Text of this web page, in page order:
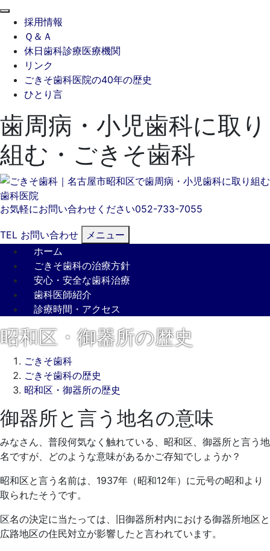
採用情報
Ｑ＆Ａ
休日歯科診療医療機関
リンク
ごきそ歯科医院の40年の歴史
ひとり言
歯周病・小児歯科に取り
組む・ごきそ歯科
お気軽にお問い合わせください052-733-7055
TEL お問い合わせ
メニュー
ホーム
ごきそ歯科の治療方針
安心・安全な歯科治療
歯科医師紹介
診療時間・アクセス
昭和区・御器所の歴史
ごきそ歯科
ごきそ歯科の歴史
昭和区・御器所の歴史
2022
年
3
月
日
御器所と言う地名の意味
みなさん、普段何気なく触れている、昭和区、御器所と言う地
名ですが、どのような意味があるかご存知でしょうか？
昭和区と言う名前は、1937年（昭和12年）に元号の昭和より
取られたそうです。
区名の決定に当たっては、旧御器所村内における御器所地区と
広路地区の住民対立が影響したと言われています。